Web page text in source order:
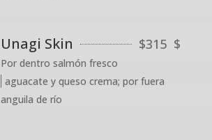
Unagi Skin $315 $
Por dentro salmón fresco
aguacate y queso crema; por fuera
anguila de río